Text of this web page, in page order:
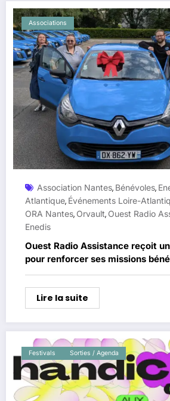
Associations
Association Nantes, Bénévoles,
Atlantique, Événements Loire-
ORA Nantes, Orvault, Ouest Radio
Enedis
Ouest Radio Assistance reçoit
pour renforcer ses missions
Lire la suite
Festivals Sorties / Agenda